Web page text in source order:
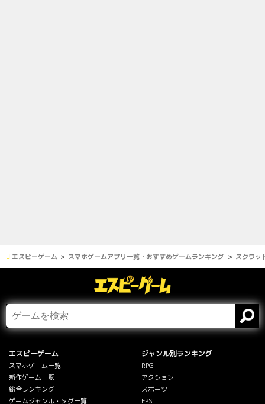
エスピーゲーム スマホゲームアプリ一覧・おすすめゲームランキング スクワッ
エスピーゲーム
スマホゲーム一覧
新作ゲーム一覧
総合ランキング
ゲームジャンル・タグ一覧
ジャンル別ランキング
RPG
アクション
スポーツ
FPS